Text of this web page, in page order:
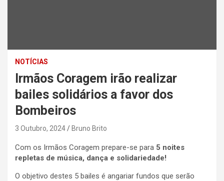
NOTÍCIAS
Irmãos Coragem irão realizar
bailes solidários a favor dos
Bombeiros
3 Outubro, 2024 Bruno Brito
Com os Irmãos Coragem prepare-se para 5 noites
repletas de música, dança e solidariedade!
O objetivo destes 5 bailes é angariar fundos que serão